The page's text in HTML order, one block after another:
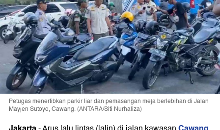
Petugas menertibkan parkir liar dan pemasangan meja berlebihan di Jalan
Mayjen Sutoyo, Cawang. (ANTARA/Siti Nurhaliza)